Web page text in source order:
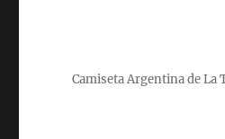
Camiseta Argentina de La